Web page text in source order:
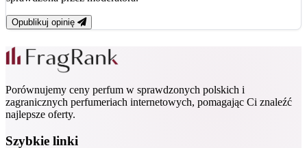
Opublikuj opinię
Porównujemy ceny perfum w sprawdzonych polskich i
zagranicznych perfumeriach internetowych, pomagając Ci znaleźć
najlepsze oferty.
Szybkie linki